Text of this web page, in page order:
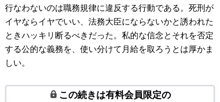
行なわないのは職務規律に違反する行動である。死刑が
イヤならイヤでいい、法務大臣にならないかと誘われた
ときハッキリ断るべきだった。私的な信念とそれを否定
する公的な義務を、使い分けて月給を取ろうとは厚かま
しい。
この続きは有料会員限定の